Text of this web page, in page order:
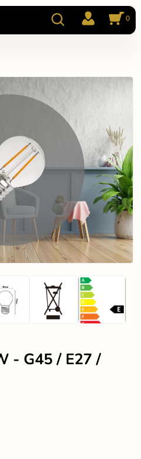
0
- G45 / E27 /